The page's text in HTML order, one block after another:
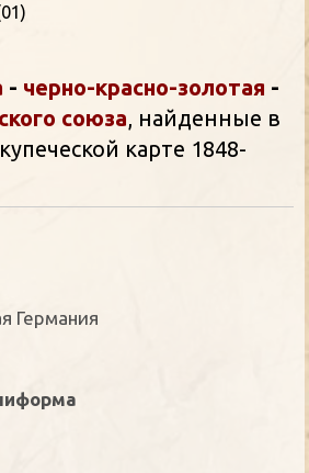
- черно-красно-золотая -
союза, найденные в
карте 1848-
Германия